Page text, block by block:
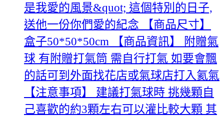
是我愛的風景&quot; 這個特別的日子,
送他一份你們愛的紀念 【商品尺寸】
盒子50*50*50cm 【商品資訊】 附贈氣
球 有附贈打氣筒 需自行打氣 如要會飄
的話可到外面找花店或氣球店打入氦氣
【注意事項】 建議打氣球時 挑幾顆自
己喜歡的約3顆左右可以灌比較大顆 其